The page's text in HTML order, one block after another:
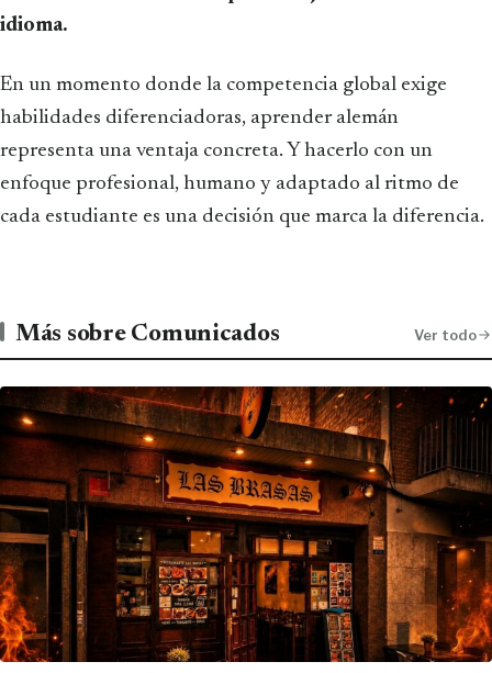
idioma.
En un momento donde la competencia global exige
habilidades diferenciadoras, aprender alemán
representa una ventaja concreta. Y hacerlo con un
enfoque profesional, humano y adaptado al ritmo de
cada estudiante es una decisión que marca la diferencia.
Más sobre Comunicados Ver todo